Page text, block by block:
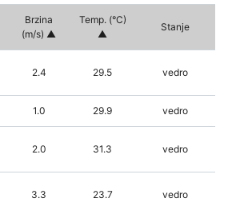
Brzina
(m/s)
Temp. (°C)
Stanje
2.4 29.5 vedro
1.0 29.9 vedro
2.0 31.3 vedro
3.3 23.7 vedro